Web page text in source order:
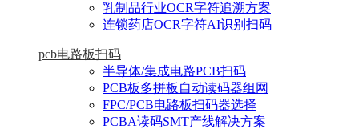
乳制品行业OCR字符追溯方案
连锁药店OCR字符AI识别扫码
pcb电路板扫码
半导体/集成电路PCB扫码
PCB板多拼板自动读码器组网
FPC/PCB电路板扫码器选择
PCBA读码SMT产线解决方案